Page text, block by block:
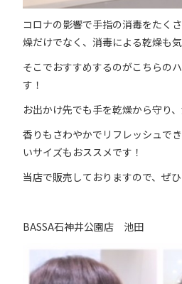
コロナの影響で手指の消毒をたく
燥だけでなく、消毒による乾燥も
そこでおすすめするのがこちらの
す！
お出かけ先でも手を乾燥から守り、
香りもさわやかでリフレッシュ
いサイズもおススメです！
当店で販売しておりますので、ぜ
BASSA石神井公園店 池田